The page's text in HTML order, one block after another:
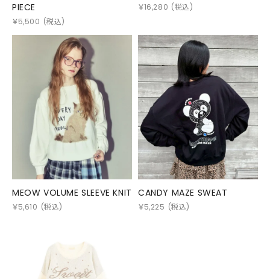
PIECE
￥5,500 (税込)
￥16,280 (税込)
MEOW VOLUME SLEEVE KNIT
￥5,610 (税込)
CANDY MAZE SWEAT
￥5,225 (税込)